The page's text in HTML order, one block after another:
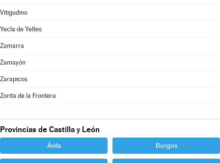
Vitigudino
Yecla de Yeltes
Zamarra
Zamayón
Zarapicos
Zorita de la Frontera
Provincias de Castilla y León
Ávila Burgos